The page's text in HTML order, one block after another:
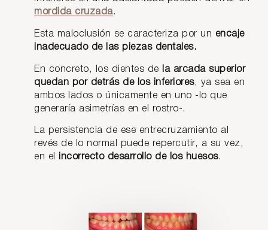
mordida cruzada.
Esta maloclusión se caracteriza por un encaje
inadecuado de las piezas dentales.
En concreto, los dientes de la arcada superior
quedan por detrás de los inferiores, ya sea en
ambos lados o únicamente en uno -lo que
generaría asimetrías en el rostro-.
La persistencia de ese entrecruzamiento al
revés de lo normal puede repercutir, a su vez,
en el incorrecto desarrollo de los huesos.